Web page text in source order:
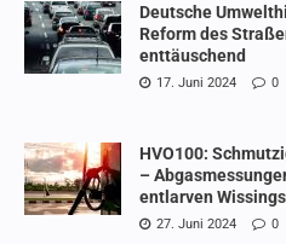
Deutsche
Reform des
enttäuschend
17. Juni 2024 0
HVO100:
–
entlarven
27. Juni 2024 0